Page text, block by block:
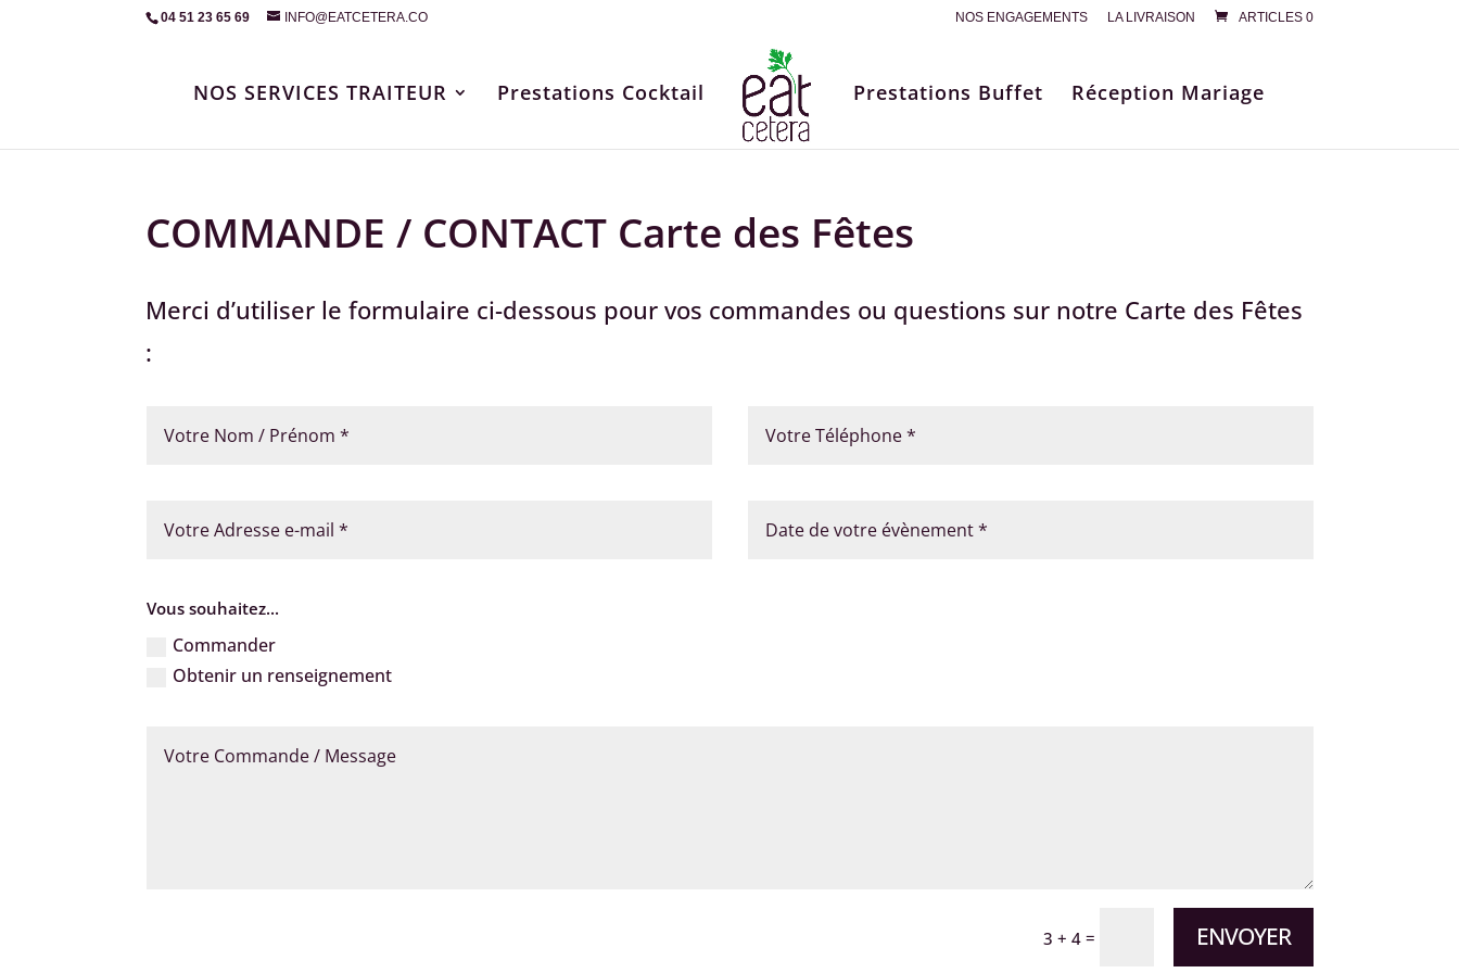
04 51 23 65 69 INFO@EATCETERA.CO NOS ENGAGEMENTS LA LIVRAISON ARTICLES 0
NOS SERVICES TRAITEUR Prestations Cocktail Prestations Buffet Réception Mariage
COMMANDE / CONTACT Carte des Fêtes
Merci d’utiliser le formulaire ci-dessous pour vos commandes ou questions sur notre Carte des Fêtes
:
Vous souhaitez...
Commander
Obtenir un renseignement
3 + 4= ENVOYER